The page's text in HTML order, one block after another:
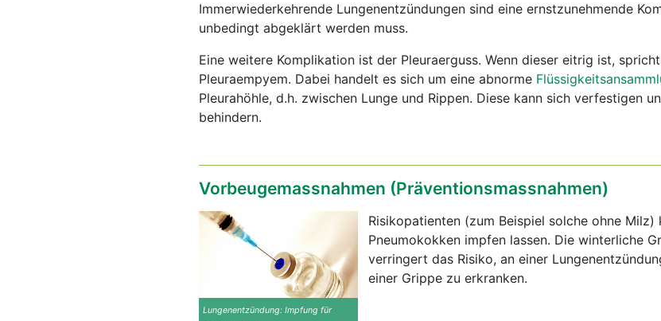
Immerwiederkehrende Lungenentzündungen sind eine ernstzunehmende
unbedingt abgeklärt werden muss.
Eine weitere Komplikation ist der Pleuraerguss. Wenn dieser eitrig ist,
Pleuraempyem. Dabei handelt es sich um eine abnorme
Pleurahöhle, d.h. zwischen Lunge und Rippen. Diese kann sich verfestigen
behindern.
Vorbeugemassnahmen (Präventionsmassnahmen)
Lungenentzündung: Impfung für
Risikopatienten (zum Beispiel solche ohne Milz)
Pneumokokken impfen lassen. Die winterliche
verringert das Risiko, an einer
einer Grippe zu erkranken.